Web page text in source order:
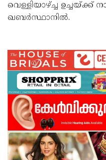
വെള്ളിയാഴ്ച്ച ഉച്ചയ്ക്ക്
ഖബർസ്ഥാനിൽ.